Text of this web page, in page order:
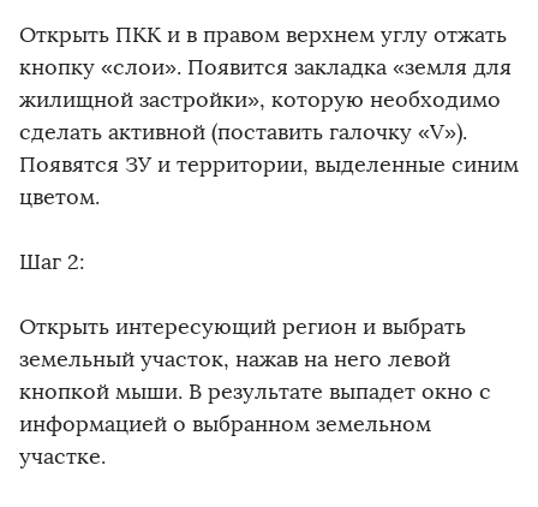
Открыть ПКК и в правом верхнем углу отжать
кнопку «слои». Появится закладка «земля для
жилищной застройки», которую необходимо
сделать активной (поставить галочку «V»).
Появятся ЗУ и территории, выделенные синим
цветом.
Шаг 2:
Открыть интересующий регион и выбрать
земельный участок, нажав на него левой
кнопкой мыши. В результате выпадет окно с
информацией о выбранном земельном
участке.